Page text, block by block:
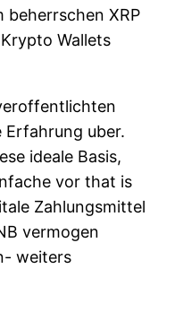
beherrschen XRP
Wallets
Erfahrung uber.
ideale Basis,
vor that is
Zahlungsmittel
vermogen
weiters